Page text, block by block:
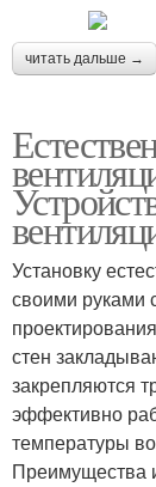
читать дальше →
Установку
своими руками
стен
закрепляются
эффективно
температуры
Преимущества